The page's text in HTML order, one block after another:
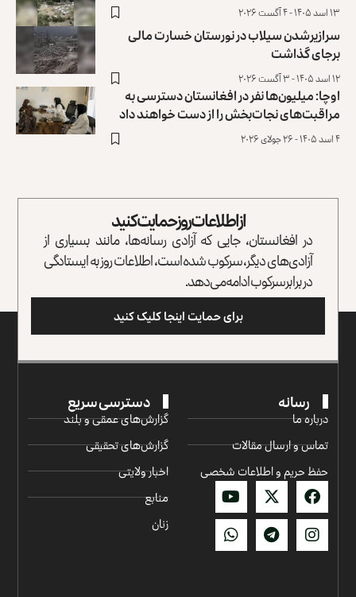
۱۳ اسد ۱۴۰۵ - ۴ آگست ۲۰۲۶
سرازیرشدن سیلاب‌ در نورستان خسارت مالی
برجای گذاشت
۱۲ اسد ۱۴۰۵ - ۳ آگست ۲۰۲۶
اوچا: میلیون‌ها نفر در افغانستان دسترسی به
مراقبت‌های نجات‌بخش را از دست خواهند داد
۴ اسد ۱۴۰۵ - ۲۶ جولای ۲۰۲۶
از اطلاعات روز حمایت کنید
در افغانستان، جایی که آزادی رسانه‌ها، مانند بسیاری از
آزادی‌های دیگر، سرکوب شده است، اطلاعات روز به ایستادگی
در برابر سرکوب ادامه می‌دهد.
برای حمایت اینجا کلیک کنید
رسانه
درباره ما
تماس و ارسال مقالات
حفظ حریم و اطلاعات شخصی
دسترسی سریع
گزارش‌‌های عمقی و بلند
گزارش‌های تحقیقی
اخبار ولایتی
منابع
زنان